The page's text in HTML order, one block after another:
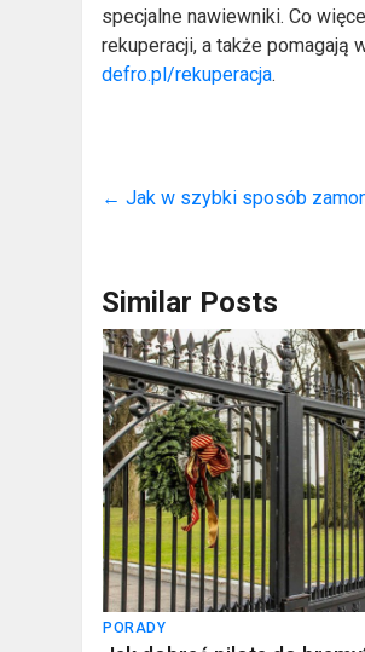
specjalne nawiewniki. Co
rekuperacji, a także pomagają
defro.pl/rekuperacja.
← Jak w szybki sposób
Similar Posts
PORADY